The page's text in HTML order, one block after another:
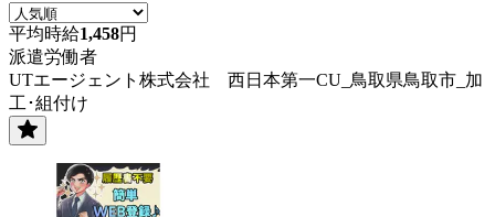
平均時給1,458円
派遣労働者
UTエージェント株式会社 西日本第一CU_鳥取県鳥取市_加
工･組付け